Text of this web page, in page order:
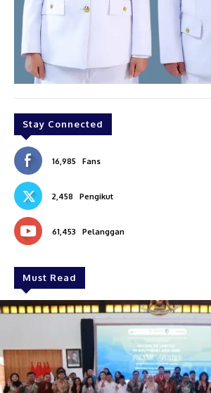
Stay Connected
16,985 Fans
2,458 Pengikut
61,453 Pelanggan
Must Read